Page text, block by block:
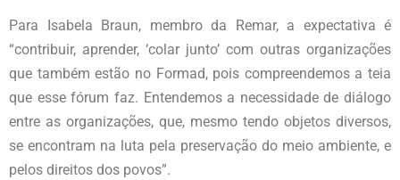
Para Isabela Braun, membro da Remar, a expectativa é
“contribuir, aprender, ‘colar junto’ com outras organizações
que também estão no Formad, pois compreendemos a teia
que esse fórum faz. Entendemos a necessidade de diálogo
entre as organizações, que, mesmo tendo objetos diversos,
se encontram na luta pela preservação do meio ambiente, e
pelos direitos dos povos”.